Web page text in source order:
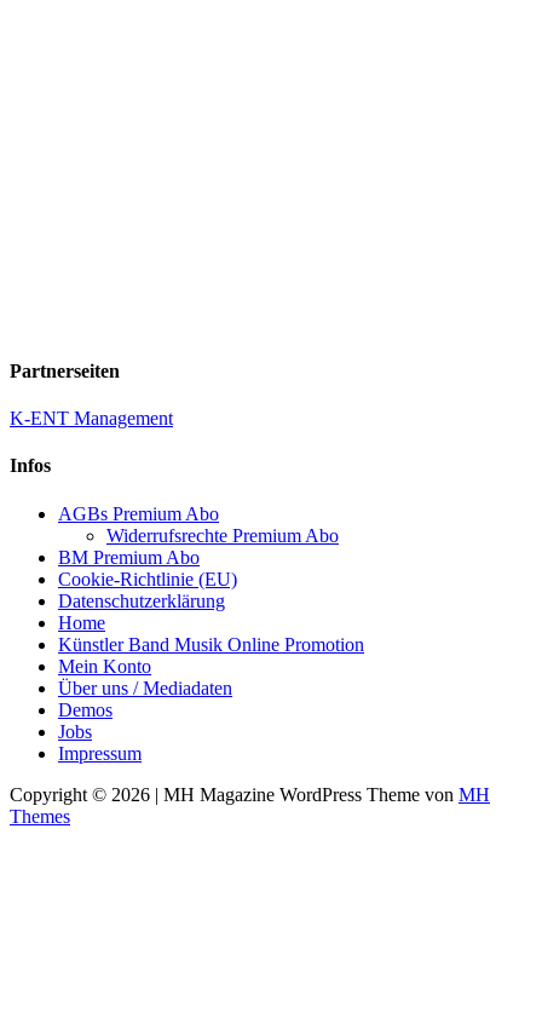
Partnerseiten
K-ENT Management
Infos
AGBs Premium Abo
Widerrufsrechte Premium Abo
BM Premium Abo
Cookie-Richtlinie (EU)
Datenschutzerklärung
Home
Künstler Band Musik Online Promotion
Mein Konto
Über uns / Mediadaten
Demos
Jobs
Impressum
Copyright © 2026 | MH Magazine WordPress Theme von MH
Themes